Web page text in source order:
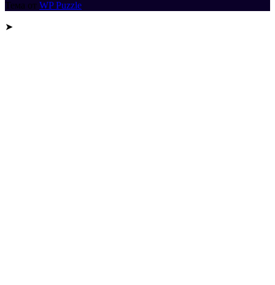
Тема от WP Puzzle
➤